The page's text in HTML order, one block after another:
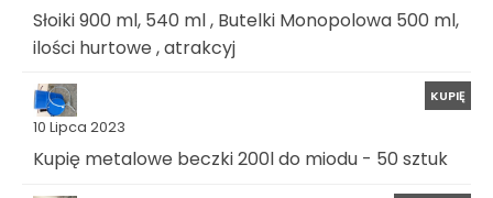
Słoiki 900 ml, 540 ml , Butelki Monopolowa 500 ml,
ilości hurtowe , atrakcyj
10 Lipca 2023
KUPIĘ
Kupię metalowe beczki 200l do miodu - 50 sztuk